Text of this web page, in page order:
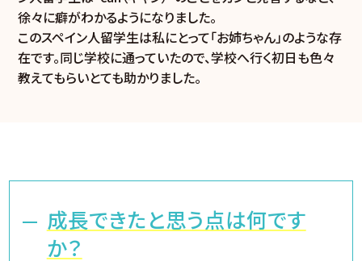
徐々に癖がわかるようになりました。
このスペイン人留学生は私にとって「お姉ちゃん」のような存
在です。同じ学校に通っていたので、学校へ行く初日も色々
教えてもらいとても助かりました。
成長できたと思う点は何です
か？